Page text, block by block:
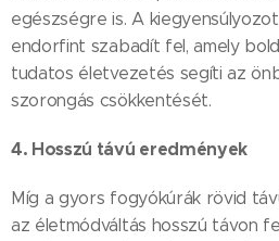
egészségre is. A
endorfint szabadít fel, amely
tudatos életvezetés segíti az
szorongás csökkentését.
4. Hosszú távú eredmények
Míg a gyors fogyókúrák rövid
az életmódváltás hosszú távon